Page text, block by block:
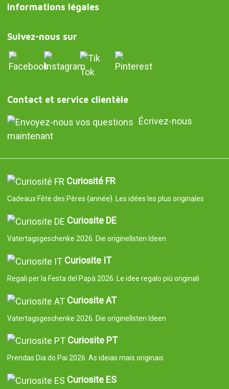
Informations légales
Suivez-nous sur
Contact et service clientèle
Écrivez-nous
maintenant
Curiosité FR
Cadeaux Fête des Pères {année}. Les idées les plus originales
Curiosite DE
Vatertagsgeschenke 2026. Die originellsten Ideen
Curiosite IT
Regali per la Festa del Papà 2026. Le idee regalo più originali
Curiosite AT
Vatertagsgeschenke 2026. Die originellsten Ideen
Curiosite PT
Prendas Dia do Pai 2026. As ideias mais originais
Curiosite ES